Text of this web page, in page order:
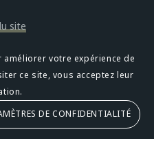
site
légales
Vinci 33600 PESSAC
votre expérience de
ce site, vous acceptez leur
DE CONFIDENTIALITÉ